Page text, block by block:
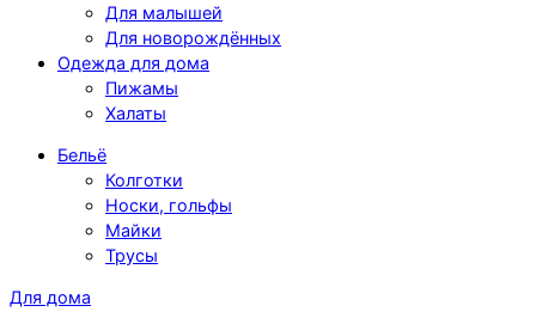
Для малышей
Для новорождённых
Одежда для дома
Пижамы
Халаты
Бельё
Колготки
Носки, гольфы
Майки
Трусы
Для дома